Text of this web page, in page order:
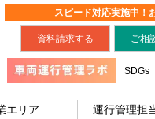
スピード対応実施中！
資料請求する ご相
SDGs
エリア 運行管理担